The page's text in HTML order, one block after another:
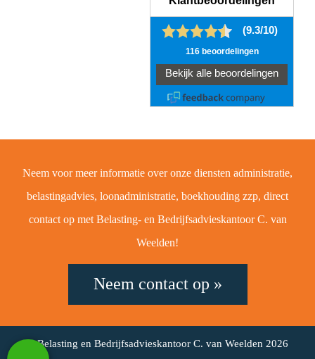
Neem voor meer informatie over onze diensten administratie,
belastingadvies, loonadministratie, boekhouding zzp, direct
contact op met Belasting- en Bedrijfsadvieskantoor C. van
Weelden!
Neem contact op »
© Belasting en Bedrijfsadvieskantoor C. van Weelden 2026